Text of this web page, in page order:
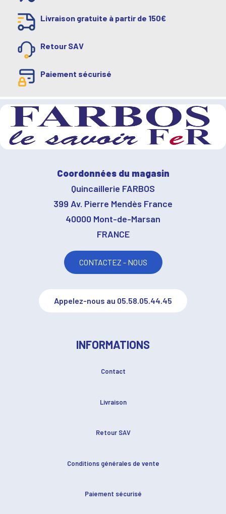
Livraison gratuite à partir de 150€
Retour SAV
Paiement sécurisé
Coordonnées du magasin
Quincaillerie FARBOS
399 Av. Pierre Mendès France
40000 Mont-de-Marsan
FRANCE
CONTACTEZ - NOUS
Appelez-nous au 05.58.05.44.45
INFORMATIONS
Contact
Livraison
Retour SAV
Conditions générales de vente
Paiement sécurisé